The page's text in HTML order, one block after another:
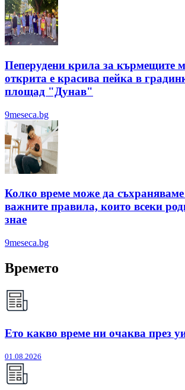
Пеперудени крила за кърмещите
открита е красива пейка в
площад "Дунав"
9meseca.bg
Колко време може да
важните правила, които всеки
знае
9meseca.bg
Времето
Ето какво време ни очаква през
01.08.2026